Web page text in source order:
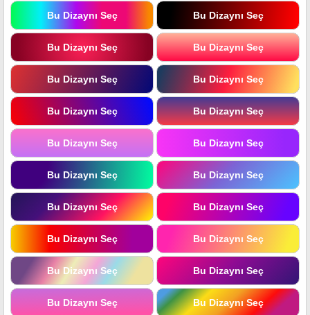
Bu Dizaynı Seç Bu Dizaynı Seç
Bu Dizaynı Seç Bu Dizaynı Seç
Bu Dizaynı Seç Bu Dizaynı Seç
Bu Dizaynı Seç Bu Dizaynı Seç
Bu Dizaynı Seç Bu Dizaynı Seç
Bu Dizaynı Seç Bu Dizaynı Seç
Bu Dizaynı Seç Bu Dizaynı Seç
Bu Dizaynı Seç Bu Dizaynı Seç
Bu Dizaynı Seç Bu Dizaynı Seç
Bu Dizaynı Seç Bu Dizaynı Seç